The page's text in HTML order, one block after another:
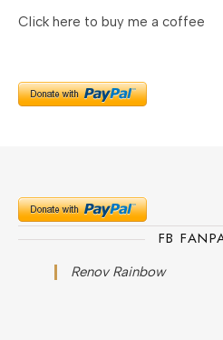
Click here to buy me a coffee
FB
Renov Rainbow